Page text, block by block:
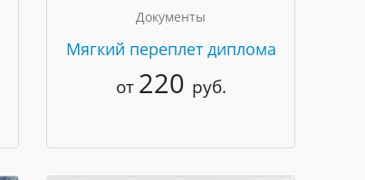
Документы
Мягкий переплет диплома
от 220 руб.